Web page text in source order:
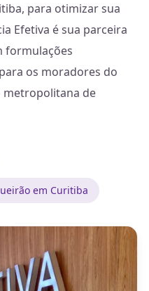
para otimizar sua
Efetiva é sua parceira
formulações
os moradores do
metropolitana de
em Curitiba